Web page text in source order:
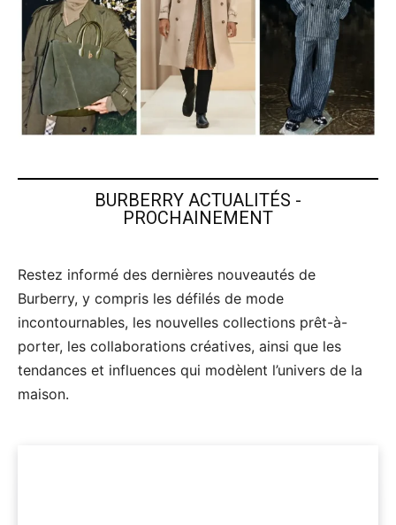
BURBERRY ACTUALITÉS -
PROCHAINEMENT
Restez informé des dernières nouveautés de
Burberry, y compris les défilés de mode
incontournables, les nouvelles collections prêt-à-
porter, les collaborations créatives, ainsi que les
tendances et influences qui modèlent l’univers de la
maison.